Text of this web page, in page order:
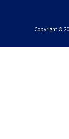
Copyright ©